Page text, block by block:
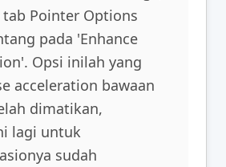
Pointer Options
pada 'Enhance
Opsi inilah yang
acceleration bawaan
dimatikan,
lagi untuk
sudah